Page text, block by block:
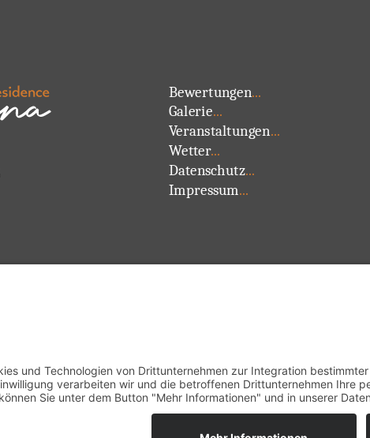
Bewertungen...
Galerie...
Veranstaltungen...
Wetter...
Datenschutz...
Impressum...